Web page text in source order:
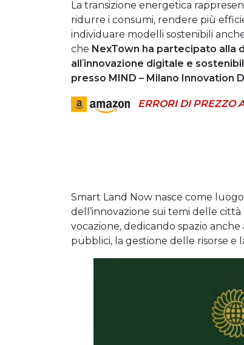
La transizione energetica
ridurre i consumi, rendere più
individuare modelli sostenibili
che NexTown ha partecipato alla
all’innovazione digitale e
presso MIND – Milano Innovation
ERRORI DI PREZZO
Smart Land Now nasce come
dell’innovazione sui temi delle
vocazione, dedicando spazio
pubblici, la gestione delle risorse e